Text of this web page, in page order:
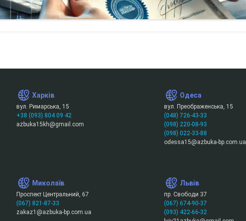
Харків
вул. Римарська, 15
+38 (093) 804 09 42
azbuka15kh@gmail.com
Одеса
вул. Преображенська, 15
(048) 726-43-33
(098) 220-08-93
(098) 022-33-88
odessa15@azbuka-bp.com.ua
Миколаїв
Проспект Центральний, 67
(067) 821-87-33
zakaz1@azbuka-bp.com.ua
Львів
пр. Свободи 37
(067) 674-90-37
(093) 422-66-32